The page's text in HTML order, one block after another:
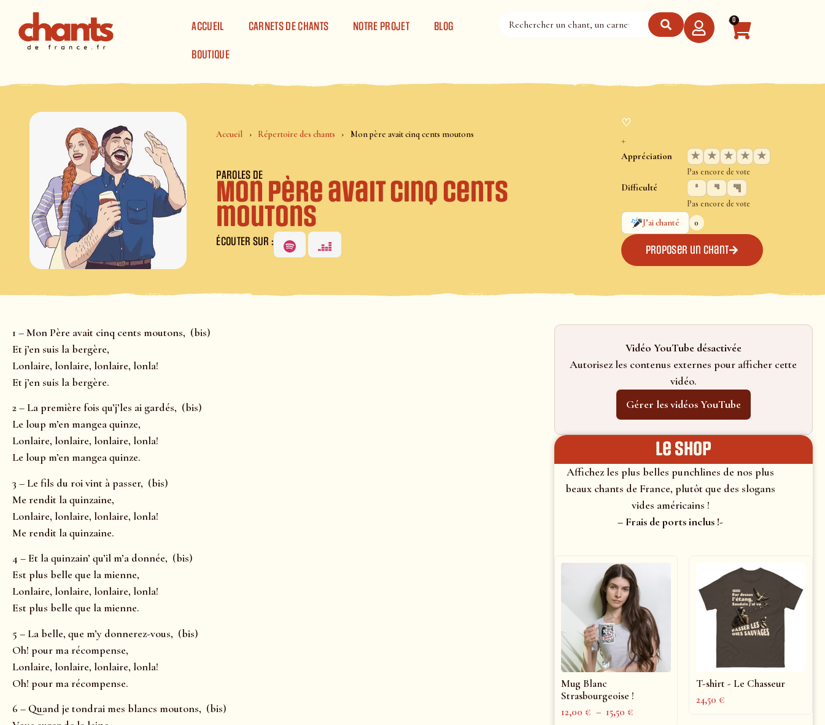
ACCUEIL
CARNETS DE CHANTS NOTRE PROJET BLOG
BOUTIQUE
0
Accueil Répertoire des chants Mon père avait cinq cents moutons
PAROLES DE
Mon père avait cinq cents
moutons
ÉCOUTER SUR :
♡
+
Appréciation ★ ★ ★ ★ ★
Pas encore de vote
Difficulté
Pas encore de vote
J’ai chanté
0
Proposer un chant
1 – Mon Père avait cinq cents moutons, (bis)
Et j’en suis la bergère,
Lonlaire, lonlaire, lonlaire, lonla!
Et j’en suis la bergère.
2 – La première fois qu’j’les ai gardés, (bis)
Le loup m’en mangea quinze,
Lonlaire, lonlaire, lonlaire, lonla!
Le loup m’en mangea quinze.
3 – Le fils du roi vint à passer, (bis)
Me rendit la quinzaine,
Lonlaire, lonlaire, lonlaire, lonla!
Me rendit la quinzaine.
4 – Et la quinzain’ qu’il m’a donnée, (bis)
Est plus belle que la mienne,
Lonlaire, lonlaire, lonlaire, lonla!
Est plus belle que la mienne.
5 – La belle, que m’y donnerez-vous, (bis)
Oh! pour ma récompense,
Lonlaire, lonlaire, lonlaire, lonla!
Oh! pour ma récompense.
6 – Quand je tondrai mes blancs moutons, (bis)
Vidéo YouTube désactivée
Autorisez les contenus externes pour afficher cette
vidéo.
Gérer les vidéos YouTube
le shop
Affichez les plus belles punchlines de nos plus
beaux chants de France, plutôt que des slogans
vides américains !
– Frais de ports inclus !-
Mug Blanc
Strasbourgeoise !
12,00€ – 15,50€
T-shirt - Le Chasseur
24,50€